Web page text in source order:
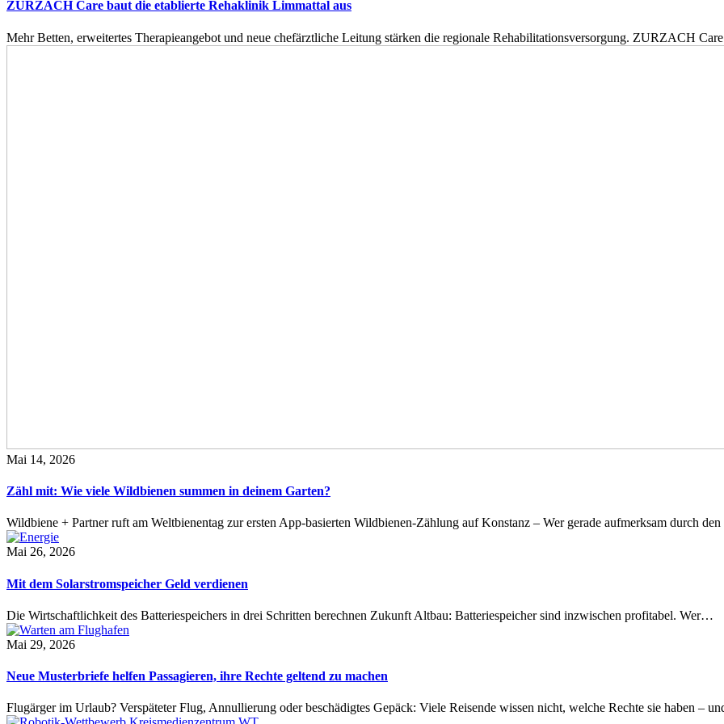
ZURZACH Care baut die etablierte Rehaklinik Limmattal aus
Mehr Betten, erweitertes Therapieangebot und neue chefärztliche Leitung stärken die regionale Rehabilitationsversorgung. ZURZACH
Mai 14, 2026
Zähl mit: Wie viele Wildbienen summen in deinem Garten?
Wildbiene + Partner ruft am Weltbienentag zur ersten App-basierten Wildbienen-Zählung auf Konstanz – Wer gerade aufmerksam durch
Mai 26, 2026
Mit dem Solarstromspeicher Geld verdienen
Die Wirtschaftlichkeit des Batteriespeichers in drei Schritten berechnen Zukunft Altbau: Batteriespeicher sind inzwischen profitabel. Wer…
Mai 29, 2026
Neue Musterbriefe helfen Passagieren, ihre Rechte geltend zu machen
Flugärger im Urlaub? Verspäteter Flug, Annullierung oder beschädigtes Gepäck: Viele Reisende wissen nicht, welche Rechte sie haben –